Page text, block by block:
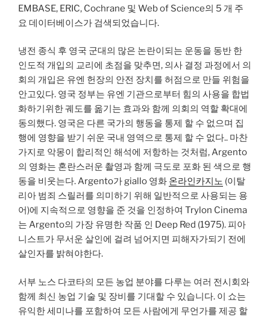
EMBASE, ERIC, Cochrane 및 Web of Science의 5 개 주
요 데이터베이스가 검색되었습니다.
냉전 종식 후 영국 군대의 많은 논란이되는 운동을 동반 한
인도적 개입의 교리에 초점을 맞추면, 의사 결정 과정에서 의
회의 개입은 유엔 헌장의 안전 장치를 허점으로 만들 위험을
안고있다. 영국 정부는 유엔 기관으로부터 힘의 사용을 합법
화하기위한 궤도를 옮기는 효과와 함께 의회의 역할 확대에
동의했다. 영국은 다른 국가의 행동을 통제 할 수 없으며 집
행에 영향을 받기 쉬운 국내 영역으로 통제 할 수 없다.. 마찬
가지로 악몽이 합리적인 해석에 저항하는 것처럼, Argento
의 영화는 혼란스러운 촬영과 함께 극도로 포화 된 색으로 행
동을 비웃는다. Argento가 giallo 영화 온라인카지노 (이탈
리아 범죄 스릴러를 의미하기 위해 일반적으로 사용되는 용
어)에 지속적으로 영향을 준 것을 인정하여 Trylon Cinema
는 Argento의 가장 유명한 작품 인 Deep Red (1975). 피아
니스트가 무서운 살인에 걸려 넘어지면 피해자가되기 전에
살인자를 밝혀야한다.
서부 노스 다코타의 모든 농업 분야를 다루는 여러 전시회와
함께 최신 농업 기술 및 장비를 기대할 수 있습니다. 이 쇼는
유익한 세미나를 포함하여 모든 사람에게 무언가를 제공 할